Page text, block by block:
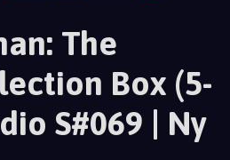
The
Box (5-
S#069 | Ny